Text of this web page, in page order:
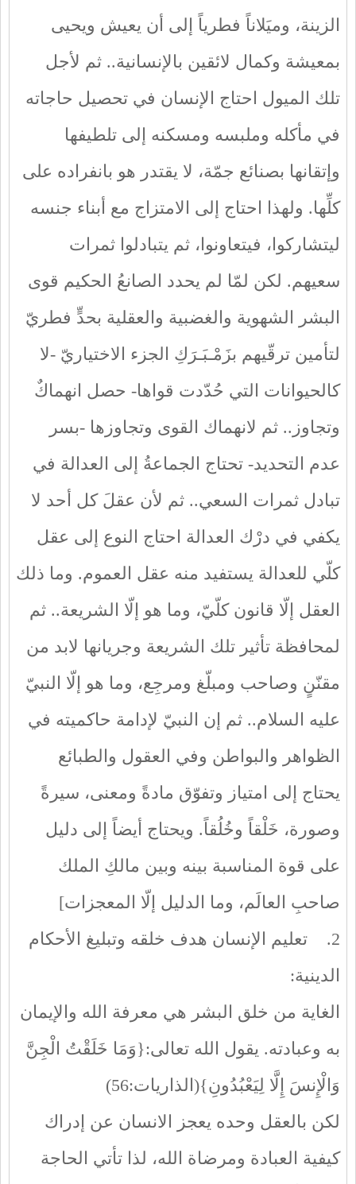
الزينة، وميَلاناً فطرياً إلى أن يعيش ويحيى
بمعيشة وكمال لائقين بالإنسانية.. ثم لأجل
تلك الميول احتاج الإنسان في تحصيل حاجاته
في مأكله وملبسه ومسكنه إلى تلطيفها
وإتقانها بصنائع جمّة، لا يقتدر هو بانفراده على
كلِّها. ولهذا احتاج إلى الامتزاج مع أبناء جنسه
ليتشاركوا، فيتعاونوا، ثم يتبادلوا ثمرات
سعيهم. لكن لمّا لم يحدد الصانعُ الحكيم قوى
البشر الشهوية والغضبية والعقلية بحدٍّ فطريّ
لتأمين ترقّيهم بزَمْـبَـرَكِ الجزء الاختياريّ -لا
كالحيوانات التي حُدّدت قواها- حصل انهماكٌ
وتجاوز.. ثم لانهماك القوى وتجاوزها -بسر
عدم التحديد- تحتاج الجماعةُ إلى العدالة في
تبادل ثمرات السعي.. ثم لأن عقلَ كل أحد لا
يكفي في درْك العدالة احتاج النوع إلى عقل
كلّي للعدالة يستفيد منه عقل العموم. وما ذلك
العقل إلّا قانون كلّيّ، وما هو إلّا الشريعة.. ثم
لمحافظة تأثير تلك الشريعة وجريانها لابد من
مقنّنٍ وصاحب ومبلّغ ومرجِع، وما هو إلّا النبيّ
عليه السلام.. ثم إن النبيّ لإدامة حاكميته في
الظواهر والبواطن وفي العقول والطبائع
يحتاج إلى امتياز وتفوّق مادةً ومعنى، سيرةً
وصورة، خَلْقاً وخُلُقاً. ويحتاج أيضاً إلى دليل
على قوة المناسبة بينه وبين مالكِ الملك
صاحبِ العالَم، وما الدليل إلّا المعجزات]
2. تعليم الإنسان هدف خلقه وتبليغ الأحكام
الدينية:
الغاية من خلق البشر هي معرفة الله والإيمان
به وعبادته. يقول الله تعالى:{وَمَا خَلَقْتُ الْجِنَّ
وَالْإِنسَ إِلَّا لِيَعْبُدُونِ}(الذاريات:56)
لكن بالعقل وحده يعجز الانسان عن إدراك
كيفية العبادة ومرضاة الله، لذا تأتي الحاجة